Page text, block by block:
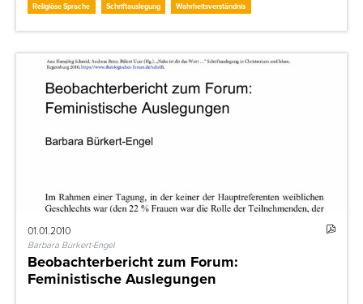
Religiöse Sprache
Schriftauslegung Wahrheitsverständnis
01.01.2010
Barbara Bürkert-Engel
Beobachterbericht zum Forum:
Feministische Auslegungen